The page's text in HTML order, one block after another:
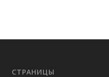
СТРАНИЦЫ